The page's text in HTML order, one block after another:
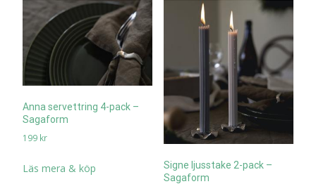
Anna servettring 4-pack –
Sagaform
199 kr
Läs mera & köp
Signe ljusstake 2-pack –
Sagaform